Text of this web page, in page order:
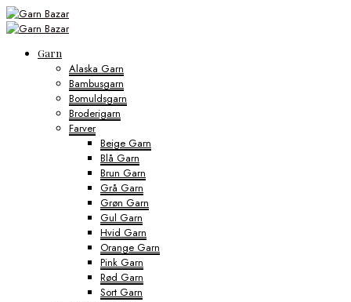
Garn
Alaska Garn
Bambusgarn
Bomuldsgarn
Broderigarn
Farver
Beige Garn
Blå Garn
Brun Garn
Grå Garn
Grøn Garn
Gul Garn
Hvid Garn
Orange Garn
Pink Garn
Rød Garn
Sort Garn